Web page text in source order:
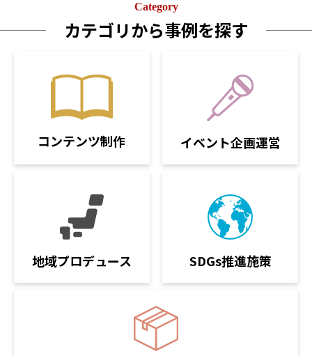
Category
カテゴリから事例を探す
コンテンツ制作 イベント企画運営
地域プロデュース SDGs推進施策